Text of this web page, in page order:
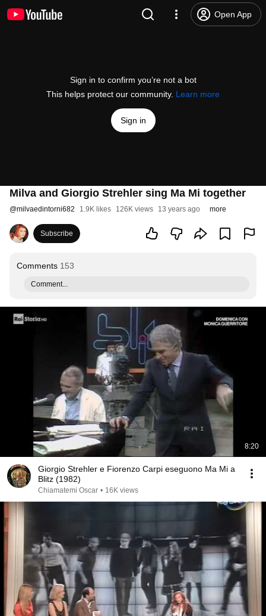
Open App
Sign in to confirm you’re not a bot
This helps protect our community. Learn more
Sign in
Milva and Giorgio Strehler sing Ma Mi together
@milvaedintorni682 1.9K likes 126K views 13 years ago more
Subscribe
Comments 153
Comment...
8:20
Giorgio Strehler e Fiorenzo Carpi eseguono Ma Mi a
Blitz (1982)
Chiamatemi Oscar • 16K views